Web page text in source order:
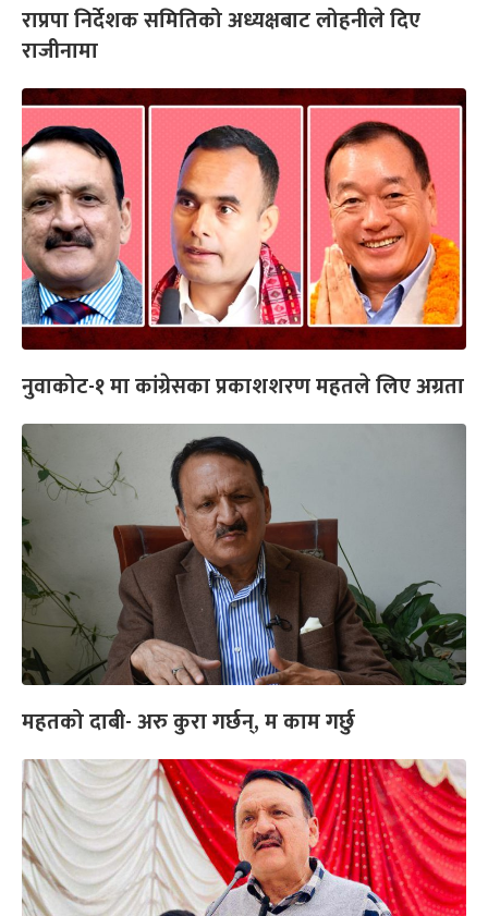
राप्रपा निर्देशक समितिको अध्यक्षबाट लोहनीले दिए
राजीनामा
नुवाकोट-१ मा कांग्रेसका प्रकाशशरण महतले लिए अग्रता
महतको दाबी- अरु कुरा गर्छन्, म काम गर्छु